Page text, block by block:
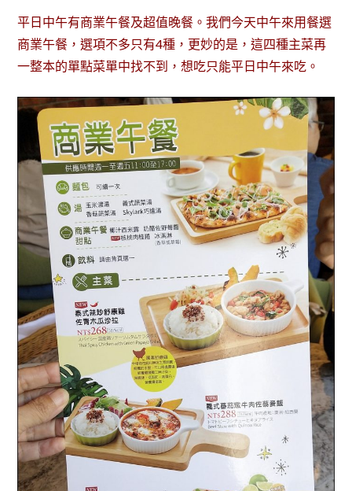
平日中午有商業午餐及超值晚餐。我們今天中午來用餐選
商業午餐，選項不多只有4種，更妙的是，這四種主菜再
一整本的單點菜單中找不到，想吃只能平日中午來吃。